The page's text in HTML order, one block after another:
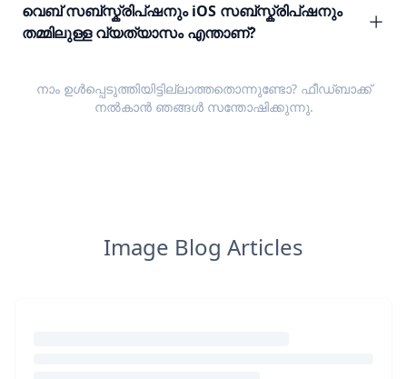
വെബ് സബ്സ്ക്രിപ്ഷനും iOS സബ്സ്ക്രിപ്ഷനും
തമ്മിലുള്ള വ്യത്യാസം എന്താണ്?
നാം ഉൾപ്പെടുത്തിയിട്ടില്ലാത്തതൊന്നുണ്ടോ? ഫീഡ്ബാക്ക്
നൽകാൻ ഞങ്ങൾ സന്തോഷിക്കുന്നു.
Image Blog Articles